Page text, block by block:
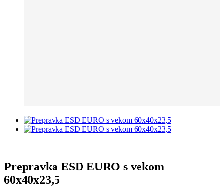
Prepravka ESD EURO s vekom
60x40x23,5